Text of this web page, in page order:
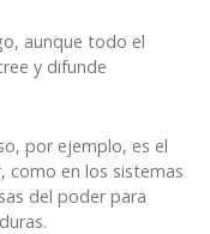
aunque todo el
y difunde
por ejemplo, es el
como en los sistemas
del poder para